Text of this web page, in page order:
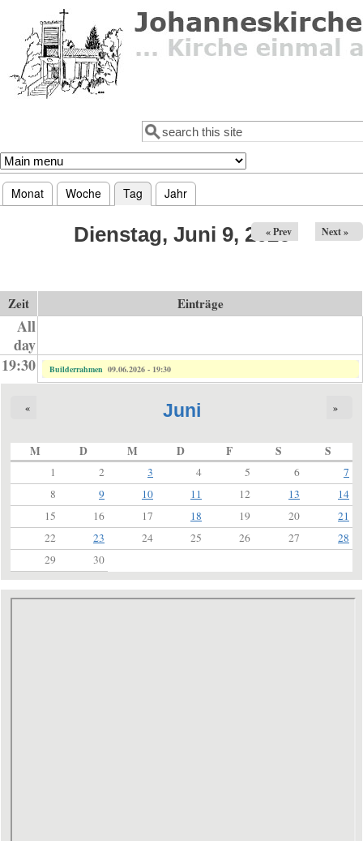
Direkt zum Inhalt
Suchformular
Suche
Haupt-Reiter
Monat Woche Tag (aktiver Reiter)
Jahr
Dienstag, Juni 9, 2026
« Prev Next »
Zeit Einträge
All
day
19:30
Builderrahmen 09.06.2026 - 19:30
Juni
« »
M D M D F S S
1 2 3 4 5 6
7
8
9 10 11 12 13
14
15
16 17 18 19 20
21
22
23 24 25 26 27
28
29
30